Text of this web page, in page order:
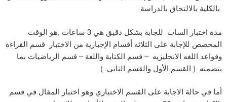
مدة اختبار السات للجابة بشكل دقيق هي 3 ساعات ,هو الوقت
المخصص للإجابة على الثلاثه أقسام الإجبارية من الاختبار قسم القراءة
وقواعد اللغه الانجليزيه – قسم الكتابة واللغة – قسم الرياضيات بما
يتضمنه ( القسم الأول والقسم الثاني )